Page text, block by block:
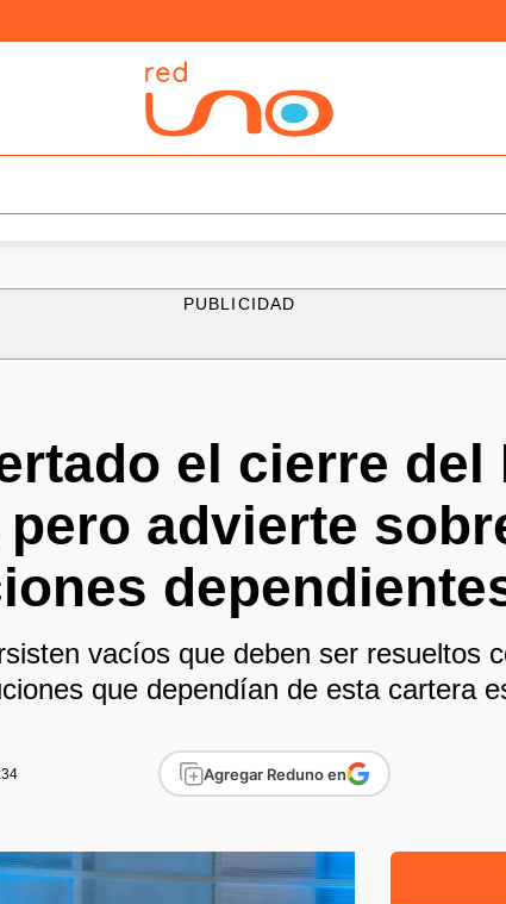
PUBLICIDAD
el cierre
advierte
vacíos que deben ser resueltos
que dependían de esta cartera
Agregar Reduno en